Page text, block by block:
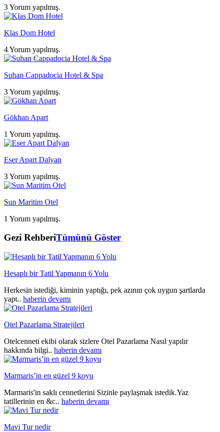
3 Yorum yapılmış.
Klas Dom Hotel
4 Yorum yapılmış.
Suhan Cappadocia Hotel & Spa
3 Yorum yapılmış.
Gökhan Apart
1 Yorum yapılmış.
Eser Apart Dalyan
3 Yorum yapılmış.
Sun Maritim Otel
1 Yorum yapılmış.
Gezi RehberiTümünü Göster
Hesaplı bir Tatil Yapmanın 6 Yolu
Herkesin istediği, kiminin yaptığı, pek azının çok uygun şartlarda
yapt.. haberin devamı
Otel Pazarlama Stratejileri
Otelcenneti ekibi olarak sizlere Otel Pazarlama Nasıl yapılır
hakkında bilgi.. haberin devamı
Marmaris’in en güzel 9 koyu
Marmaris'in saklı cennetlerini Sizinle paylaşmak istedik.Yaz
tatillerinin en &c.. haberin devamı
Mavi Tur nedir